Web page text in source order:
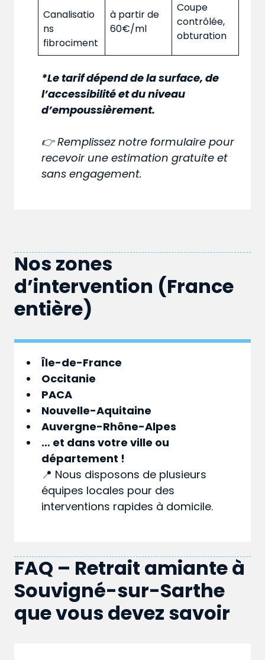
Canalisatio
ns
fibrociment
à partir de
60€/ml
Coupe
contrôlée,
obturation
*Le tarif dépend de la surface, de
l’accessibilité et du niveau
d’empoussièrement.
👉 Remplissez notre formulaire pour
recevoir une estimation gratuite et
sans engagement.
Nos zones
d’intervention (France
entière)
Île-de-France
Occitanie
PACA
Nouvelle-Aquitaine
Auvergne-Rhône-Alpes
… et dans votreville ou
département !
📍 Nous disposons de plusieurs
équipes locales pour des
interventions rapides à domicile.
FAQ – Retrait amiante à
Souvigné-sur-Sarthe
que vous devez savoir